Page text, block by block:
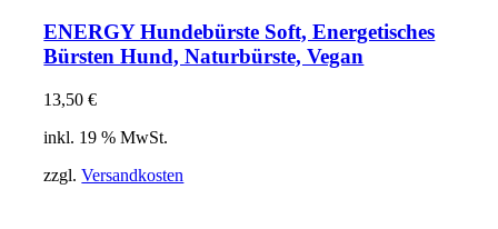
ENERGY Hundebürste Soft, Energetisches
Bürsten Hund, Naturbürste, Vegan
13,50€
inkl. 19 % MwSt.
zzgl.Versandkosten